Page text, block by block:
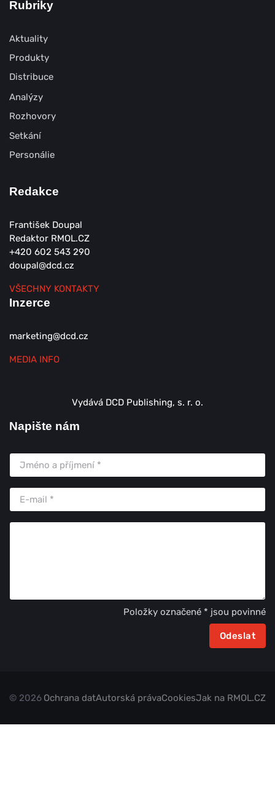
Rubriky
Aktuality
Produkty
Distribuce
Analýzy
Rozhovory
Setkání
Personálie
Redakce
František Doupal
Redaktor RMOL.CZ
+420 602 543 290
doupal@dcd.cz
VŠECHNY KONTAKTY
Inzerce
marketing@dcd.cz
MEDIA INFO
Vydává DCD Publishing, s. r. o.
Napište nám
Položky označené * jsou povinné
© 2026 Ochrana datAutorská právaCookiesJak na RMOL.CZ